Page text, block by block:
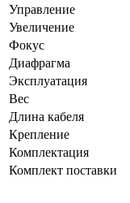
Управление
Увеличение
Фокус
Диафрагма
Эксплуатация
Вес
Длина кабеля
Крепление
Комплектация
Комплект поставки